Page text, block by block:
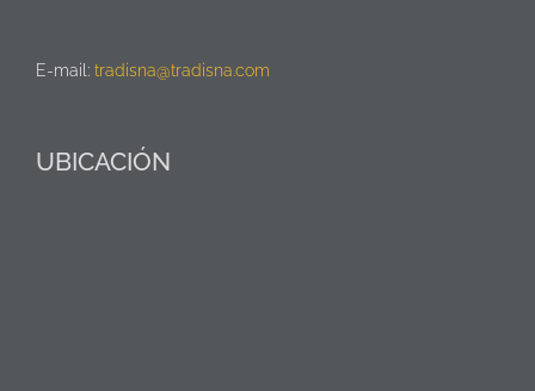
E-mail: tradisna@tradisna.com
UBICACIÓN